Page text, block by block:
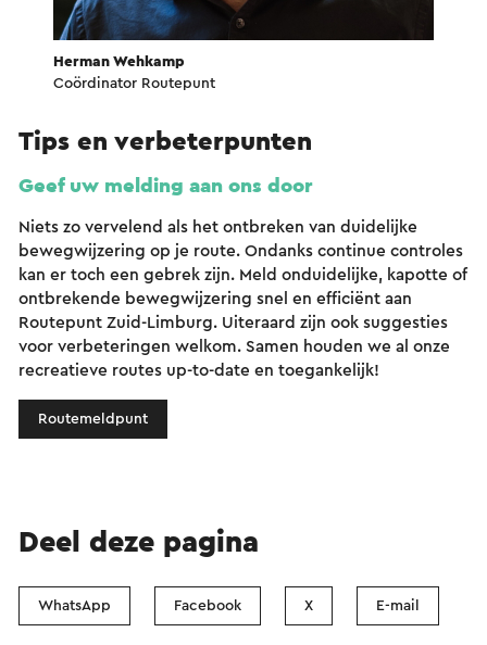
Herman Wehkamp
Coördinator Routepunt
Tips en verbeterpunten
Geef uw melding aan ons door
Niets zo vervelend als het ontbreken van duidelijke
bewegwijzering op je route. Ondanks continue controles
kan er toch een gebrek zijn. Meld onduidelijke, kapotte of
ontbrekende bewegwijzering snel en efficiënt aan
Routepunt Zuid-Limburg. Uiteraard zijn ook suggesties
voor verbeteringen welkom. Samen houden we al onze
recreatieve routes up-to-date en toegankelijk!
Routemeldpunt
Deel deze pagina
WhatsApp Facebook X E-mail